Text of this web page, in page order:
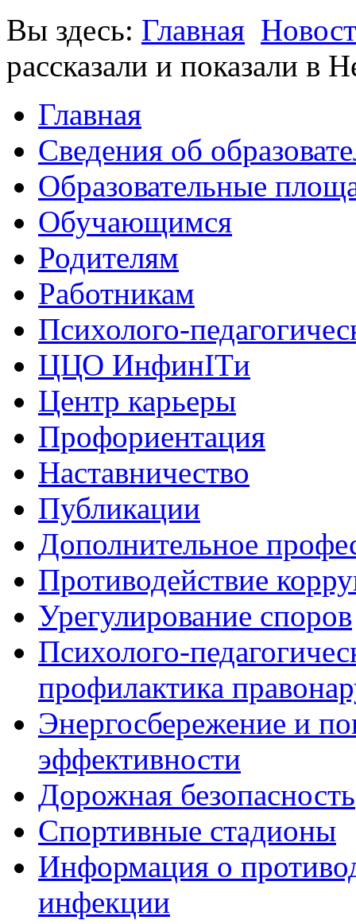
Вы здесь: Главная
рассказали и показали в
Главная
Сведения об
Образовательные
Обучающимся
Родителям
Работникам
Психолого-
ЦЦО ИнфинITи
Центр карьеры
Профориентация
Наставничество
Публикации
Дополнительное
Противодействие
Урегулирование споров
Психолого-
профилактика
Энергосбережение и
эффективности
Дорожная безопасность
Спортивные стадионы
Информация о
инфекции